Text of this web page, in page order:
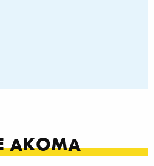
ΑΚΟΜΑ